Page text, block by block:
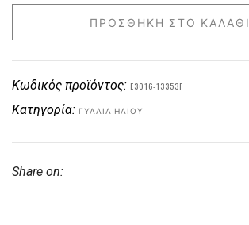
ΠΡΟΣΘΉΚΗ ΣΤΟ ΚΑΛΆΘΙ
Κωδικός προϊόντος: E3016-13353F
Κατηγορία: ΓΥΑΛΙΆ ΗΛΊΟΥ
Share on: